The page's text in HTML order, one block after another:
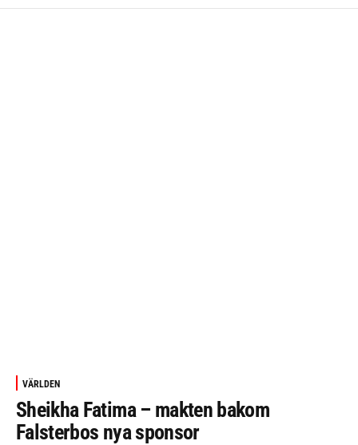
VÄRLDEN
Sheikha Fatima – makten bakom
Falsterbos nya sponsor